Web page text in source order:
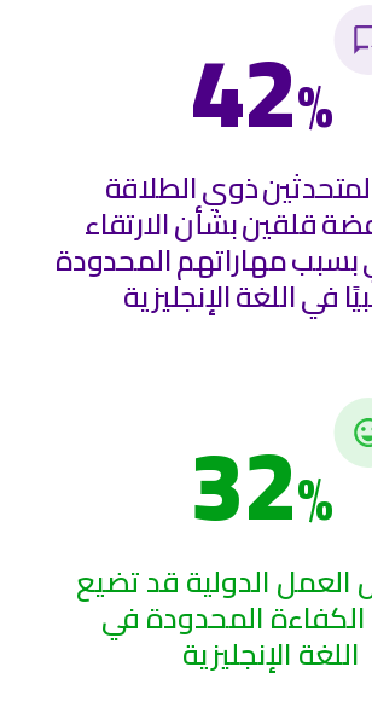
42%
ذوي الطلاقة
قلقين بشأن الارتقاء
مهاراتهم المحدودة
في اللغة الإنجليزية
32%
الدولية قد تضيع
المحدودة في
اللغة الإنجليزية